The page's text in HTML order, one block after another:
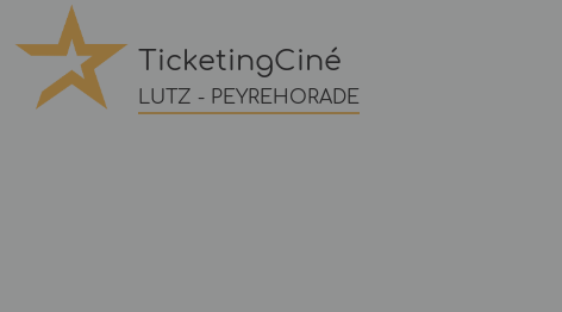
TicketingCiné
LUTZ - PEYREHORADE